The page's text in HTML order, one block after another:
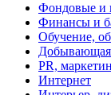
Фондовые и
Финансы и
Обучение,
PR,
Интернет